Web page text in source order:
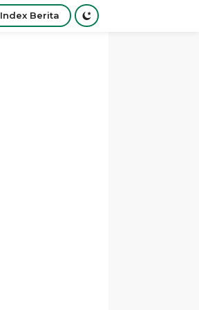
Index Berita